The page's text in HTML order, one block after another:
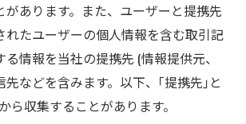
があります。また、ユーザーと提携先
れたユーザーの個人情報を含む取引記
情報を当社の提携先 (情報提供元、
などを含みます。以下、｢提携先｣と
ら収集することがあります。